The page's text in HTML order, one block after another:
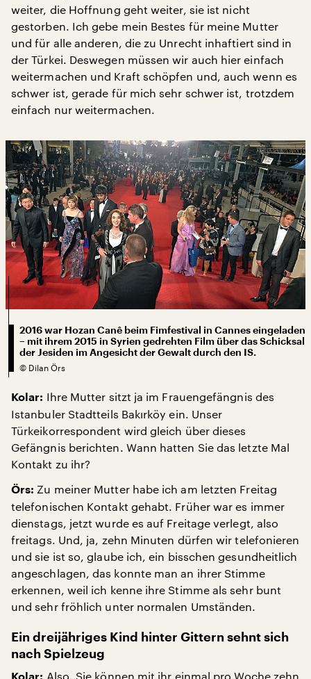
weiter, die Hoffnung geht weiter, sie ist nicht
gestorben. Ich gebe mein Bestes für meine Mutter
und für alle anderen, die zu Unrecht inhaftiert sind in
der Türkei. Deswegen müssen wir auch hier einfach
weitermachen und Kraft schöpfen und, auch wenn es
schwer ist, gerade für mich sehr schwer ist, trotzdem
einfach nur weitermachen.
2016 war Hozan Canê beim Fimfestival in Cannes eingeladen
– mit ihrem 2015 in Syrien gedrehten Film über das Schicksal
der Jesiden im Angesicht der Gewalt durch den IS.
© Dilan Örs
Kolar: Ihre Mutter sitzt ja im Frauengefängnis des
Istanbuler Stadtteils Bakırköy ein. Unser
Türkeikorrespondent wird gleich über dieses
Gefängnis berichten. Wann hatten Sie das letzte Mal
Kontakt zu ihr?
Örs: Zu meiner Mutter habe ich am letzten Freitag
telefonischen Kontakt gehabt. Früher war es immer
dienstags, jetzt wurde es auf Freitage verlegt, also
freitags. Und, ja, zehn Minuten dürfen wir telefonieren
und sie ist so, glaube ich, ein bisschen gesundheitlich
angeschlagen, das konnte man an ihrer Stimme
erkennen, weil ich kenne ihre Stimme als sehr bunt
und sehr fröhlich unter normalen Umständen.
Ein dreijähriges Kind hinter Gittern sehnt sich
nach Spielzeug
Also, Sie können mit ihr einmal pro Woche zehn